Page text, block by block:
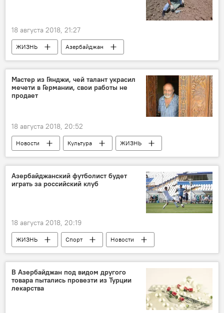
18 августа 2018, 21:27
ЖИЗНЬ
Азербайджан
Происшествия
Новости
Тертерский район
Саперы
тревога
находка
Мастер из Гянджи, чей талант украсил
мечети в Германии, свои работы не
продает
18 августа 2018, 20:52
Новости Культура
ЖИЗНЬ
Азербайджан
Гянджа
Германия
талант
Мастер
работы
мечеть
продажа
Азербайджанский футболист будет
играть за российский клуб
18 августа 2018, 20:19
ЖИЗНЬ Спорт
Новости
Россия
Россия
Рамиль Шейдаев
Клуб
Футболист
игра
Азербайджан
В Азербайджан под видом другого
товара пытались провезти из Турции
лекарства